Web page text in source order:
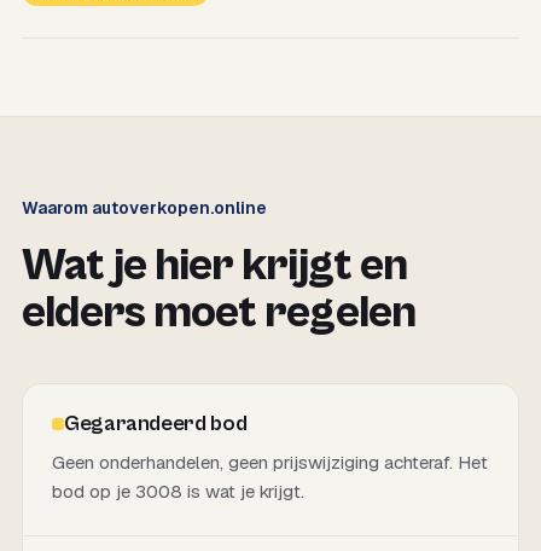
Waarom autoverkopen.online
Wat je hier krijgt en
elders moet regelen
Gegarandeerd bod
Geen onderhandelen, geen prijswijziging achteraf. Het
bod op je 3008 is wat je krijgt.